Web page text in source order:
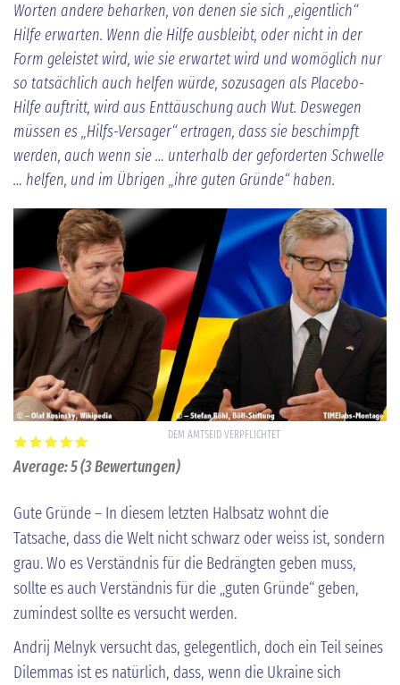
Worten andere beharken, von denen sie sich „eigentlich“
Hilfe erwarten. Wenn die Hilfe ausbleibt, oder nicht in der
Form geleistet wird, wie sie erwartet wird und womöglich nur
so tatsächlich auch helfen würde, sozusagen als Placebo-
Hilfe auftritt, wird aus Enttäuschung auch Wut. Deswegen
müssen es „Hilfs-Versager“ ertragen, dass sie beschimpft
werden, auch wenn sie … unterhalb der geforderten Schwelle
… helfen, und im Übrigen „ihre guten Gründe“ haben.
DEM AMTSEID VERPFLICHTET
Average:5(3Bewertungen)
Gute Gründe – In diesem letzten Halbsatz wohnt die
Tatsache, dass die Welt nicht schwarz oder weiss ist, sondern
grau. Wo es Verständnis für die Bedrängten geben muss,
sollte es auch Verständnis für die „guten Gründe“ geben,
zumindest sollte es versucht werden.
Andrij Melnyk versucht das, gelegentlich, doch ein Teil seines
Dilemmas ist es natürlich, dass, wenn die Ukraine sich